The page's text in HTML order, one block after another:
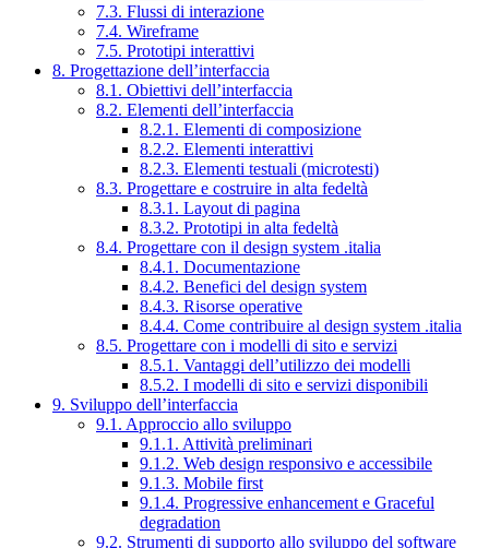
7.3. Flussi di interazione
7.4. Wireframe
7.5. Prototipi interattivi
8. Progettazione dell’interfaccia
8.1. Obiettivi dell’interfaccia
8.2. Elementi dell’interfaccia
8.2.1. Elementi di composizione
8.2.2. Elementi interattivi
8.2.3. Elementi testuali (microtesti)
8.3. Progettare e costruire in alta fedeltà
8.3.1. Layout di pagina
8.3.2. Prototipi in alta fedeltà
8.4. Progettare con il design system .italia
8.4.1. Documentazione
8.4.2. Benefici del design system
8.4.3. Risorse operative
8.4.4. Come contribuire al design system .italia
8.5. Progettare con i modelli di sito e servizi
8.5.1. Vantaggi dell’utilizzo dei modelli
8.5.2. I modelli di sito e servizi disponibili
9. Sviluppo dell’interfaccia
9.1. Approccio allo sviluppo
9.1.1. Attività preliminari
9.1.2. Web design responsivo e accessibile
9.1.3. Mobile first
9.1.4. Progressive enhancement e Graceful
degradation
9.2. Strumenti di supporto allo sviluppo del software